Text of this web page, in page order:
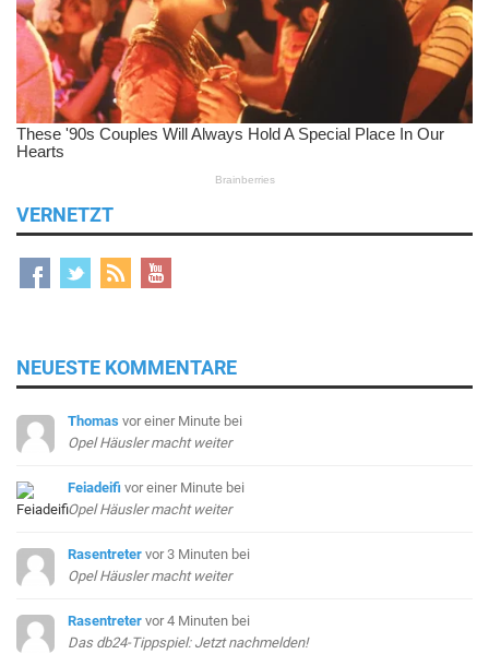
VERNETZT
NEUESTE KOMMENTARE
Thomas vor einer Minute bei
Opel Häusler macht weiter
Feiadeifi vor einer Minute bei
Opel Häusler macht weiter
Rasentreter vor 3 Minuten bei
Opel Häusler macht weiter
Rasentreter vor 4 Minuten bei
Das db24-Tippspiel: Jetzt nachmelden!